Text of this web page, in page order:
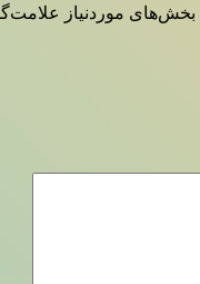
بخش‌های موردنیاز